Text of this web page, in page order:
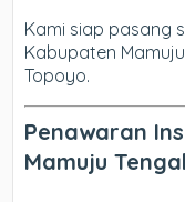
Kami siap pasang
Kabupaten
Topoyo.
Penawaran
Mamuju